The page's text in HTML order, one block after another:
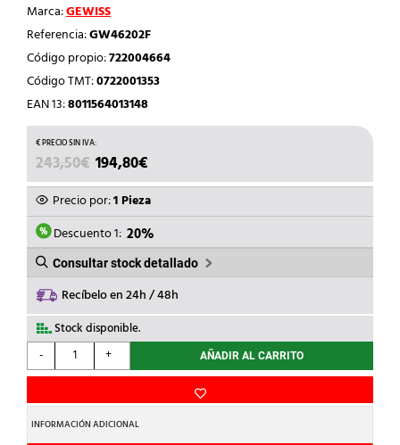
Marca:GEWISS
Referencia:GW46202F
Código propio:722004664
Código TMT:0722001353
EAN 13:8011564013148
243,50€ EL
PRECIO
ORIGINAL
ERA:
243,50€.
194,80€
PRECIO
ACTUAL
ES:
194,80€.
Precio por:1 Pieza
Descuento 1: 20%
Consultar stock detallado
Recíbelo en 24h / 48h
Stock disponible.
-
GEWISS
-
P.TRAN.425x310x160
IP66
+ AÑADIR AL CARRITO
INFORMACIÓN ADICIONAL